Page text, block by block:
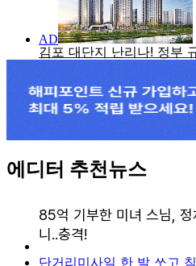
에디터 추천뉴스
단거리미사일 한 발 쏘고